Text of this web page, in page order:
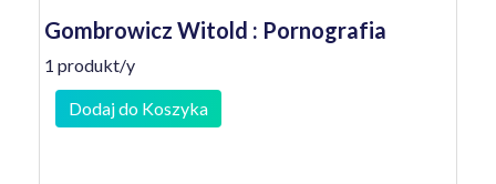
Gombrowicz Witold : Pornografia
1 produkt/y
Dodaj do Koszyka